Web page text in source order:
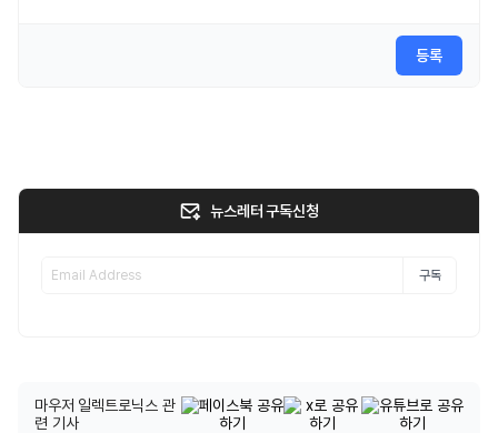
등록
뉴스레터 구독신청
구독
마우저 일렉트로닉스 관
련 기사